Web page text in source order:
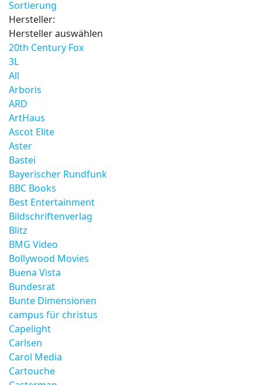
Sortierung
Hersteller:
Hersteller auswählen
20th Century Fox
3L
All
Arboris
ARD
ArtHaus
Ascot Elite
Aster
Bastei
Bayerischer Rundfunk
BBC Books
Best Entertainment
Bildschriftenverlag
Blitz
BMG Video
Bollywood Movies
Buena Vista
Bundesrat
Bunte Dimensionen
campus für christus
Capelight
Carlsen
Carol Media
Cartouche